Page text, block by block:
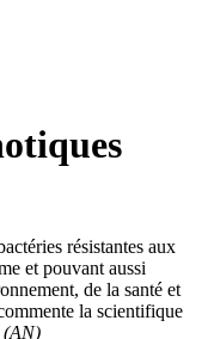
résistantes aux
et pouvant aussi
de la santé et
la scientifique
(AN)